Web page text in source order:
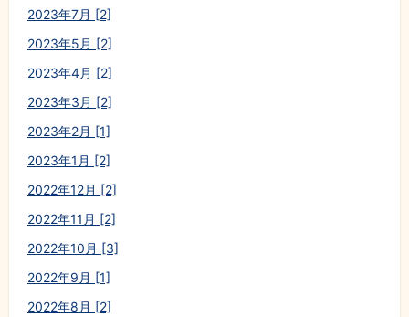
2023年7月 [2]
2023年5月 [2]
2023年4月 [2]
2023年3月 [2]
2023年2月 [1]
2023年1月 [2]
2022年12月 [2]
2022年11月 [2]
2022年10月 [3]
2022年9月 [1]
2022年8月 [2]